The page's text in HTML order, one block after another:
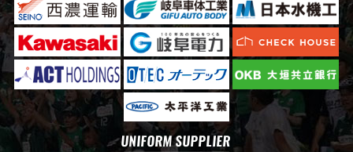
UNIFORM SUPPLIER